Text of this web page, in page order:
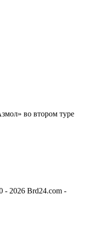
во втором туре
- 2026 Brd24.com -